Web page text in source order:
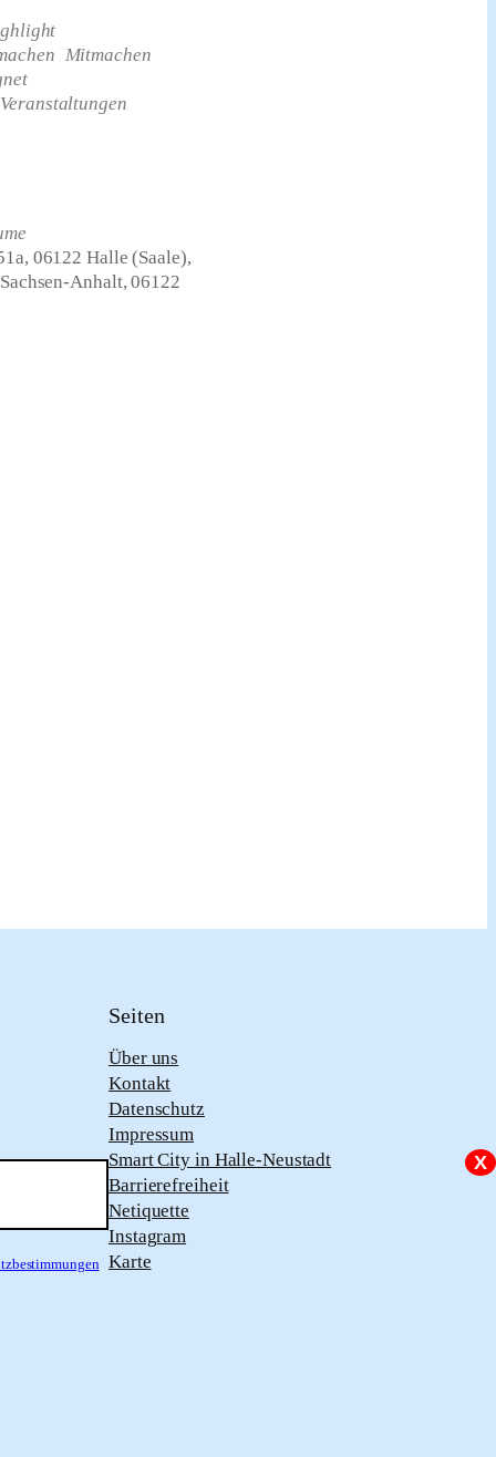
Mitmachen
06122 Halle (Saale),
Anhalt, 06122
X
Seiten
Über uns
Kontakt
Datenschutz
Impressum
Smart City in Halle-Neustadt
Barrierefreiheit
Netiquette
Instagram
Karte